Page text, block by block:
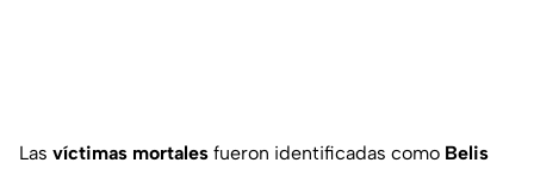
Las víctimas mortales fueron identificadas como Belis